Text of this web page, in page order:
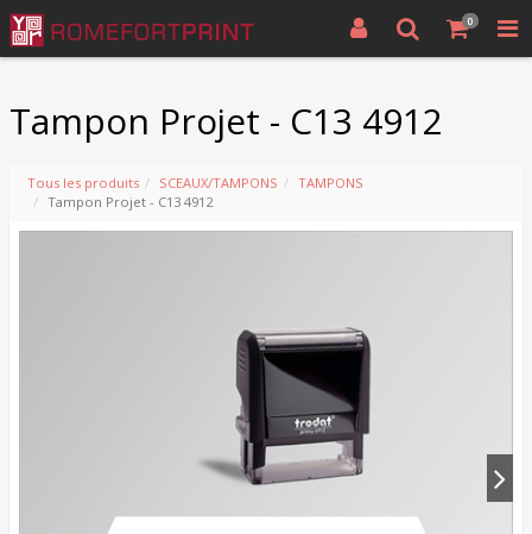
0
Tampon Projet - C13 4912
Tous les produits SCEAUX/TAMPONS
TAMPONS
Tampon Projet - C13 4912